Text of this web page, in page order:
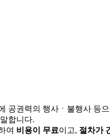
공권력의 행사ㆍ불행사 등으
합니다.
여 비용이 무료이고, 절차가